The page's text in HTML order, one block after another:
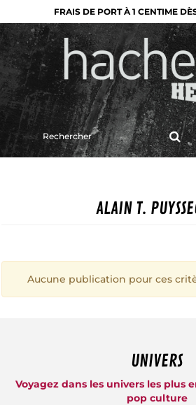
FRAIS DE PORT À 1 CENTIME
Rechercher
sur
le
ALAIN T.
Aucune publication pour ces
UNIVERS
Voyagez dans les univers les plus
pop culture